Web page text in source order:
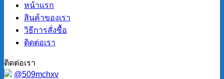
หน้าแรก
สินค้าของเรา
วิธีการสั่งซื้อ
ติดต่อเรา
ติดต่อเรา
@509mchxv